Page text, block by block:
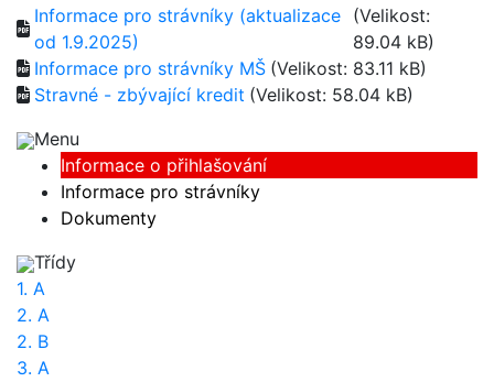
Informace pro strávníky (aktualizace
od 1.9.2025)
(Velikost:
89.04 kB)
Informace pro strávníky MŠ (Velikost: 83.11 kB)
Stravné - zbývající kredit (Velikost: 58.04 kB)
Menu
Informace o přihlašování
Informace pro strávníky
Dokumenty
Třídy
1. A
2. A
2. B
3. A